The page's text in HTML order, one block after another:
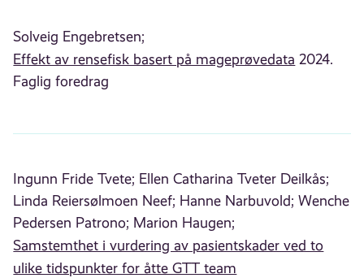
Solveig Engebretsen;
Effekt av rensefisk basert på mageprøvedata 2024.
Faglig foredrag
Ingunn Fride Tvete; Ellen Catharina Tveter Deilkås;
Linda Reiersølmoen Neef; Hanne Narbuvold; Wenche
Pedersen Patrono; Marion Haugen;
Samstemthet i vurdering av pasientskader ved to
ulike tidspunkter for åtte GTT team